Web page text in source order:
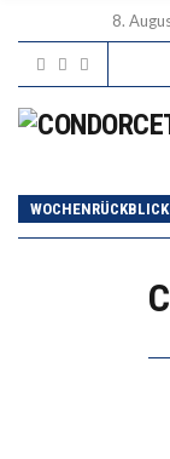
8.
WOCHENRÜCKBLICK